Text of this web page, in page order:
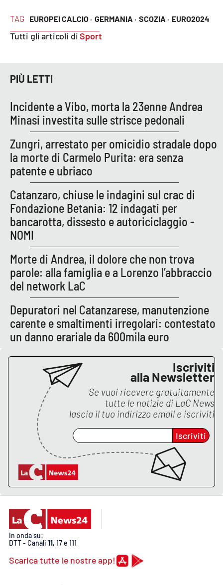
Lacapitalenews.it
Catanzarochannel.it
APP
Android
Apple
TAG EUROPEI CALCIO · GERMANIA · SCOZIA · EURO2024
Tutti gli articoli diSport
PIÙ LETTI
Incidente a Vibo, morta la 23enne Andrea
Minasi investita sulle strisce pedonali
Zungri, arrestato per omicidio stradale dopo
la morte di Carmelo Purita: era senza
patente e ubriaco
Catanzaro, chiuse le indagini sul crac di
Fondazione Betania: 12 indagati per
bancarotta, dissesto e autoriciclaggio -
NOMI
Morte di Andrea, il dolore che non trova
parole: alla famiglia e a Lorenzo l’abbraccio
del network LaC
Depuratori nel Catanzarese, manutenzione
carente e smaltimenti irregolari: contestato
un danno erariale da 600mila euro
Iscriviti
alla Newsletter
Se vuoi ricevere gratuitamente
tutte le notizie di LaC News
lascia il tuo indirizzo email e iscriviti
Iscriviti
In onda su:
DTT - Canali 11, 17 e 111
Scarica tutte le nostre app!